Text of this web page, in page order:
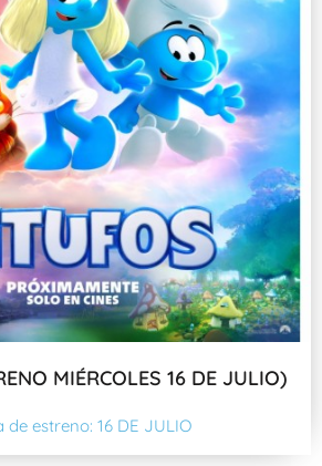
MIÉRCOLES 16 DE JULIO)
de estreno: 16 DE JULIO